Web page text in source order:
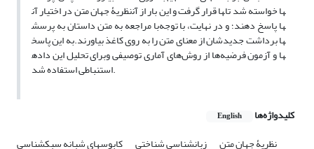
نظریۀ جهان متن در اختیار آن‎ها قرار گرفت و این بار از آن‎ها خواسته شد تا
با مراجعه به متن داستان به پرسش‎ها پاسخ دهند؛ و در نهایت، با توجه
به این پاسخ‎ها برداشت جدیدشان از معنای متن را به روی کاغذ بیاورند.
برای تحلیل این داده‎ها و آزمون فرضیه‌ها از روش‌های آماری توصیفی و
استنباطی استفاده شد.
کلیدواژه‌ها English
نظریۀ جهان متن زبان‏شناسی شناختی کابوس‏های شبانهسبک‏شناسی